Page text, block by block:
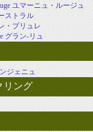
ユマーニュ・ルージュ
ストラル
・ブリュレ
グラン-リュ
ジェニュ
リング